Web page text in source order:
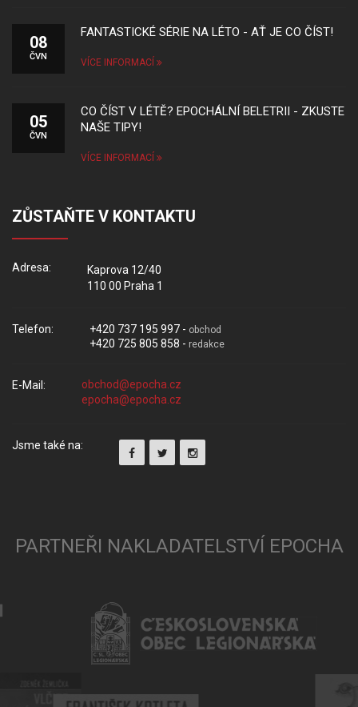
08
ČVN
FANTASTICKÉ SÉRIE NA LÉTO - AŤ JE CO ČÍST!
VÍCE INFORMACÍ
05
ČVN
CO ČÍST V LÉTĚ? EPOCHÁLNÍ BELETRII - ZKUSTE
NAŠE TIPY!
VÍCE INFORMACÍ
ZŮSTAŇTE V KONTAKTU
Adresa:
Kaprova 12/40
110 00 Praha 1
Telefon: +420 737 195 997 - obchod
+420 725 805 858 - redakce
E-Mail:
Jsme také na:
PARTNEŘI NAKLADATELSTVÍ EPOCHA